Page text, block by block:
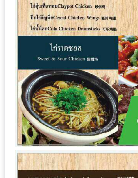
คน
ต้อง
มา
พบ
สินค้า
เรื่อง
บ้าน
คุ้ม
ครบ
จบ
ที่
เดียว
HOMEPRO